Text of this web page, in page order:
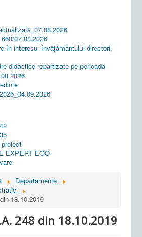
07.08.2026
în interesul învățământului directori,
didactice repartizate pe perioadă
EXPERT EOO
Departamente
18.10.2019
248 din 18.10.2019